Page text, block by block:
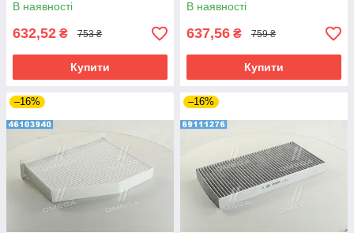
В наявності
632,52 ₴ 753 ₴
Купити
В наявності
637,56 ₴ 759 ₴
Купити
–16% –16%